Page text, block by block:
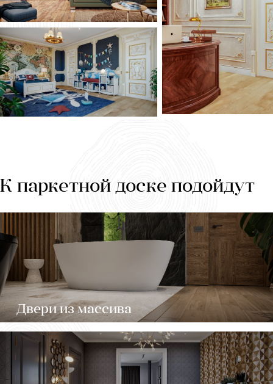
К паркетной доске подойдут
Двери из массива